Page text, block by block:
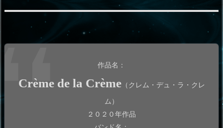
作品名：
Crème de la Crème（クレム・デュ・ラ・クレ
ム）
２０２０年作品